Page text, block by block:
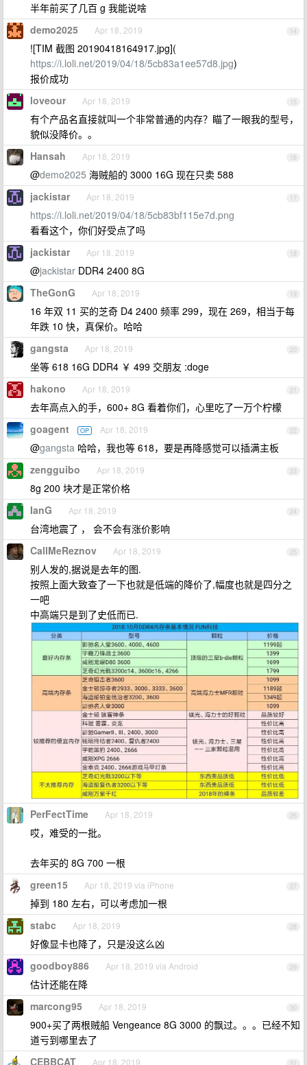
半年前买了几百 g 我能说啥
14
demo2025 Apr 18, 2019
![TIM 截图 20190418164917.jpg](
https://i.loli.net/2019/04/18/5cb83a1ee57d8.jpg)
报价成功
15
loveour Apr 18, 2019
有个产品名直接就叫一个非常普通的内存？瞄了一眼我的型号，
貌似没降价。。
16
Hansah Apr 18, 2019
@demo2025 海贼船的 3000 16G 现在只卖 588
17
jackistar Apr 18, 2019
https://i.loli.net/2019/04/18/5cb83bf115e7d.png
看看这个，你们好受点了吗
18
jackistar Apr 18, 2019
@jackistar DDR4 2400 8G
19
TheGonG Apr 18, 2019
16 年双 11 买的芝奇 D4 2400 频率 299，现在 269，相当于每
年跌 10 快，真保价。哈哈
20
gangsta Apr 18, 2019
坐等 618 16G DDR4 ￥ 499 交朋友 :doge
21
hakono Apr 18, 2019
去年高点入的手，600+ 8G 看着你们，心里吃了一万个柠檬
22
goagent OP Apr 18, 2019
@gangsta 哈哈，我也等 618，要是再降感觉可以插满主板
23
zengguibo Apr 18, 2019
8g 200 块才是正常价格
24
IanG Apr 18, 2019
台湾地震了 ， 会不会有涨价影响
25
CallMeReznov Apr 18, 2019
别人发的,据说是去年的图.
按照上面大致查了一下也就是低端的降价了,幅度也就是四分之
一吧
中高端只是到了史低而已.
26
PerFectTime Apr 18, 2019
哎，难受的一批。
去年买的 8G 700 一根
27
green15 Apr 18, 2019 via iPhone
掉到 180 左右，可以考虑加一根
28
stabc Apr 18, 2019
好像显卡也降了，只是没这么凶
29
goodboy886 Apr 18, 2019 via Android
估计还能在降
30
marcong95 Apr 18, 2019
900+买了两根贼船 Vengeance 8G 3000 的飘过。。。已经不知
道亏到哪里去了
CEBBCAT Apr 18, 2019